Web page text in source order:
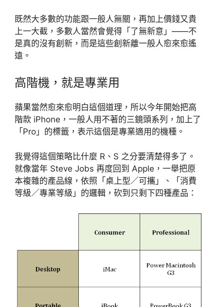
既然大多數的功能跟一般人無關，再加上價錢又貴
上一大截，多數人當然會覺得「了無新意」——不
是真的沒有創新，而是這些創新離一般人愈來愈遙
遠。
高階機，就是專業用
蘋果當然愈來愈明白這個道理，所以今年開始把高
階款 iPhone，一般人用不著的三鏡頭系列，加上了
「Pro」的標籤，表示這個是專業適用的機種。
我覺得這個策略比什麼 R、S 之分要清楚得多了。
就像當年 Steve Jobs 再度回到 Apple，一舉把原
本複雜的產品線，依照「桌上型／可攜」、「消費
等級／專業等級」的邏輯，砍到只剩下四種產品：